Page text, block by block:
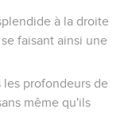
à la droite
faisant ainsi une
les profondeurs de
même qu'ils